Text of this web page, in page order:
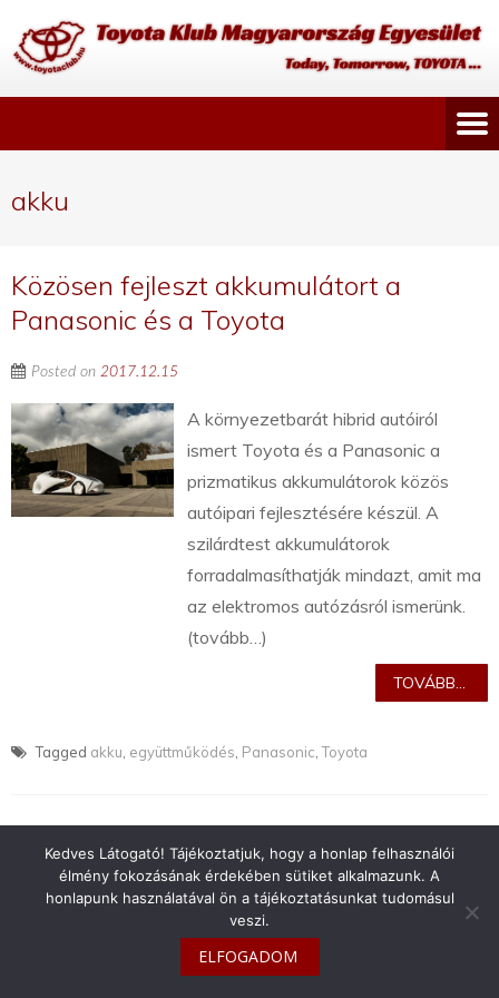
akku
Közösen fejleszt akkumulátort a
Panasonic és a Toyota
Posted on 2017.12.15
A környezetbarát hibrid autóiról
ismert Toyota és a Panasonic a
prizmatikus akkumulátorok közös
autóipari fejlesztésére készül. A
szilárdtest akkumulátorok
forradalmasíthatják mindazt, amit ma
az elektromos autózásról ismerünk.
(tovább…)
TOVÁBB...
Tagged akku együttműködés Panasonic ,Toyota
info@toyotaclub.hu
Toyota Klub Magyarország
Kedves Látogató! Tájékoztatjuk, hogy a honlap felhasználói
élmény fokozásának érdekében sütiket alkalmazunk. A
honlapunk használatával ön a tájékoztatásunkat tudomásul
veszi.
ELFOGADOM